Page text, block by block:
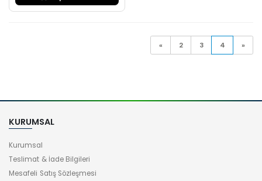
« 2 3 4 »
KURUMSAL
Kurumsal
Teslimat & İade Bilgileri
Mesafeli Satış Sözleşmesi